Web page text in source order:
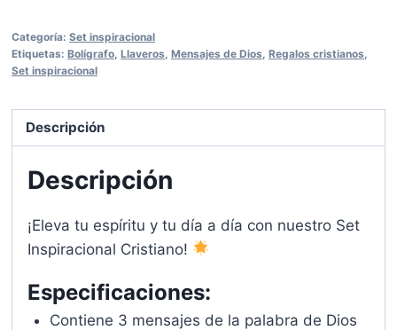
"Necesito"-
Llavero,
Marcador
Páginas
Categoría: Set inspiracional
Etiquetas: Bolígrafo, Llaveros, Mensajes de Dios, Regalos cristianos,
Set inspiracional
Descripción
Descripción
¡Eleva tu espíritu y tu día a día con nuestro Set
Inspiracional Cristiano!
Especificaciones:
Contiene 3 mensajes de la palabra de Dios